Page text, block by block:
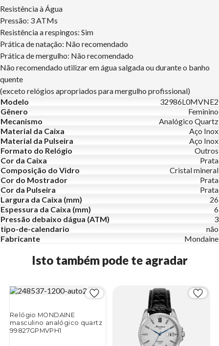
Resistência à Água
Pressão: 3 ATMs
Resistência a respingos: Sim
Prática de natação: Não recomendado
Prática de mergulho: Não recomendado
Não recomendado utilizar em água salgada ou durante o banho
quente
(exceto relógios apropriados para mergulho profissional)
Modelo
32986L0MVNE2
Gênero
Feminino
Mecanismo
Analógico Quartz
Material da Caixa
Aço Inox
Material da Pulseira
Aço Inox
Formato do Relógio
Outros
Cor da Caixa
Prata
Composição do Vidro
Cristal mineral
Cor do Mostrador
Prata
Cor da Pulseira
Prata
Largura da Caixa (mm)
26
Espessura da Caixa (mm)
6
Pressão debaixo dágua (ATM)
3
tipo-de-calendario
não
Fabricante
Mondaine
Isto também pode te agradar
Relógio MONDAINE
masculino analógico quartz
99827GPMVPH1